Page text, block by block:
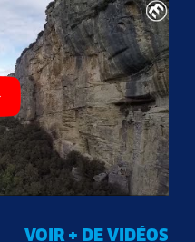
VOIR + DE VIDÉOS